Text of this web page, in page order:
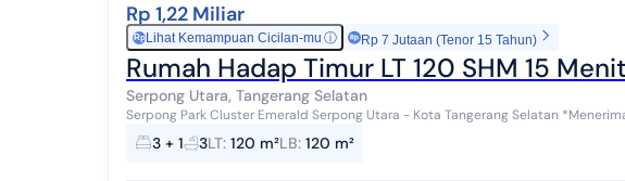
Rp 1,22 Miliar
RpLihat Kemampuan Cicilan-mu ⓘ Rp 7 Jutaan (Tenor 15 Tahun)
Rumah Hadap Timur LT 120 SHM 15
Serpong Utara, Tangerang Selatan
Serpong Park Cluster Emerald Serpong Utara - Kota Tangerang Selatan *Menerima Cash *Bisa Dibantu KPR
Rumah siap huni lokasi strategis, dekat deng...
3 + 1 3LT: 120 m²LB: 120 m²